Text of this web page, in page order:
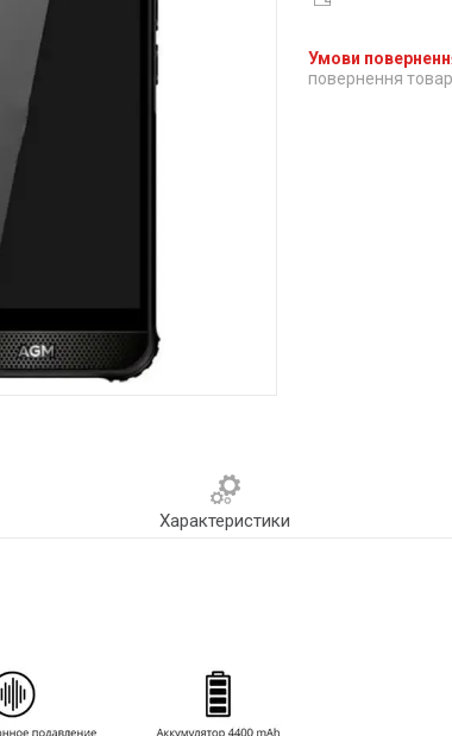
повернення
Характеристики